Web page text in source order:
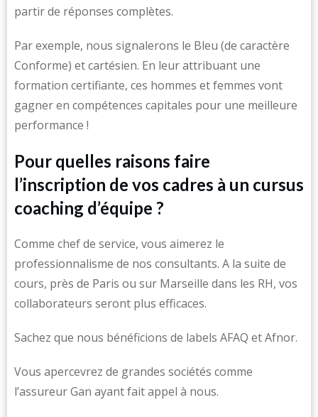
partir de réponses complètes.
Par exemple, nous signalerons le Bleu (de caractère
Conforme) et cartésien. En leur attribuant une
formation certifiante, ces hommes et femmes vont
gagner en compétences capitales pour une meilleure
performance !
Pour quelles raisons faire
l’inscription de vos cadres à un cursus
coaching d’équipe ?
Comme chef de service, vous aimerez le
professionnalisme de nos consultants. A la suite de
cours, près de Paris ou sur Marseille dans les RH, vos
collaborateurs seront plus efficaces.
Sachez que nous bénéficions de labels AFAQ et Afnor.
Vous apercevrez de grandes sociétés comme
l’assureur Gan ayant fait appel à nous.